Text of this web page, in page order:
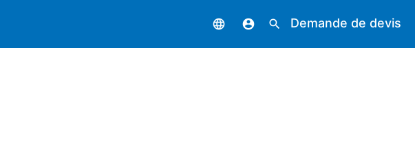
language account_circle search Demande de devis